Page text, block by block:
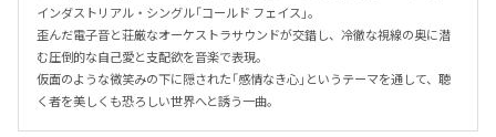
インダストリアル・シングル「コールド フェイス」。
歪んだ電子音と荘厳なオーケストラサウンドが交錯し、冷徹な視線の奥に潜
む圧倒的な自己愛と支配欲を音楽で表現。
仮面のような微笑みの下に隠された「感情なき心」というテーマを通して、聴
く者を美しくも恐ろしい世界へと誘う一曲。